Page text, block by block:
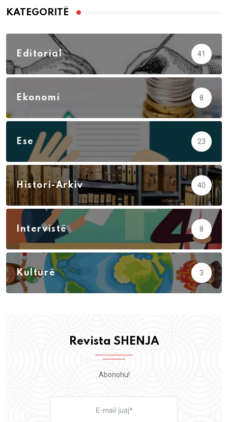
KATEGORITË
Editorial 41
Ekonomi 8
Ese 23
Histori-Arkiv 40
Intervistë 8
Kulturë 3
Revista SHENJA
Abonohu!